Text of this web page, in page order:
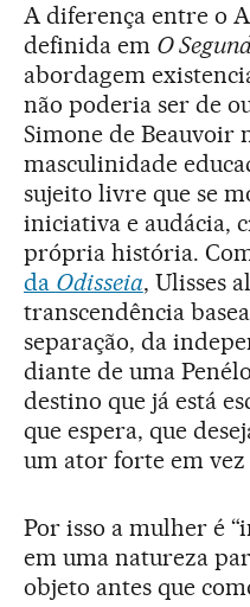
A diferença entre o
definida em O
abordagem
não poderia ser de
Simone de Beauvoir
masculinidade
sujeito livre que se
iniciativa e audácia,
própria história.
da Odisseia, Ulisses
transcendência
separação, da
diante de uma
destino que já está
que espera, que
um ator forte em vez
Por isso a mulher é
em uma natureza
objeto antes que